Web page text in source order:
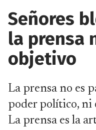
Señores
la prensa
objetivo
La prensa no es
poder político, ni
La prensa es la